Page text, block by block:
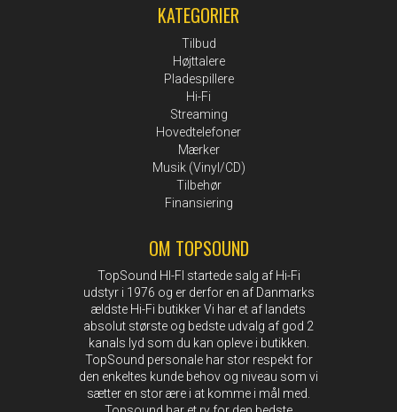
KATEGORIER
Tilbud
Højttalere
Pladespillere
Hi-Fi
Streaming
Hovedtelefoner
Mærker
Musik (Vinyl/CD)
Tilbehør
Finansiering
OM TOPSOUND
TopSound HI-FI startede salg af Hi-Fi
udstyr i 1976 og er derfor en af Danmarks
ældste Hi-Fi butikker Vi har et af landets
absolut største og bedste udvalg af god 2
kanals lyd som du kan opleve i butikken.
TopSound personale har stor respekt for
den enkeltes kunde behov og niveau som vi
sætter en stor ære i at komme i mål med.